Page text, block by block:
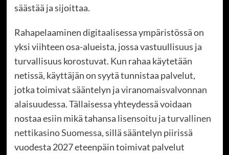
säästää ja sijoittaa.
Rahapelaaminen digitaalisessa ympäristössä on
yksi viihteen osa-alueista, jossa vastuullisuus ja
turvallisuus korostuvat. Kun rahaa käytetään
netissä, käyttäjän on syytä tunnistaa palvelut,
jotka toimivat sääntelyn ja viranomaisvalvonnan
alaisuudessa. Tällaisessa yhteydessä voidaan
nostaa esiin mikä tahansa lisensoitu ja turvallinen
nettikasino Suomessa, sillä sääntelyn piirissä
vuodesta 2027 eteenpäin toimivat palvelut